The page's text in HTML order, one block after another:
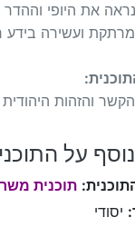
נראה את היופי
ועשירה בידע
והזהות היהודית
על
תוכנית
יסודי